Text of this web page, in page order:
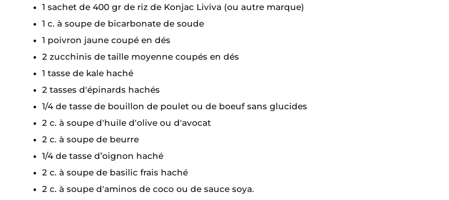
1 sachet de 400 gr de riz de Konjac Liviva (ou autre marque)
1 c. à soupe de bicarbonate de soude
1 poivron jaune coupé en dés
2 zucchinis de taille moyenne coupés en dés
1 tasse de kale haché
2 tasses d'épinards hachés
1/4 de tasse de bouillon de poulet ou de boeuf sans glucides
2 c. à soupe d'huile d'olive ou d'avocat
2 c. à soupe de beurre
1/4 de tasse d’oignon haché
2 c. à soupe de basilic frais haché
2 c. à soupe d'aminos de coco ou de sauce soya.